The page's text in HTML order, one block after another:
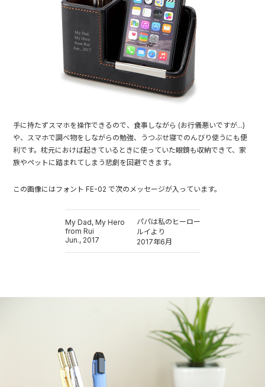
手に持たずスマホを操作できるので、食事しながら (お行儀悪いですが...)
や、スマホで調べ物をしながらの勉強、うつぶせ寝でのんびり使うにも便
利です。枕元におけば起きているときに使っていた眼鏡も収納できて、家
族やペットに踏まれてしまう悲劇を回避できます。
この画像にはフォント FE-02 で次のメッセージが入っています。
My Dad, My Hero
from Rui
Jun., 2017
パパは私のヒーロー
ルイより
2017年6月